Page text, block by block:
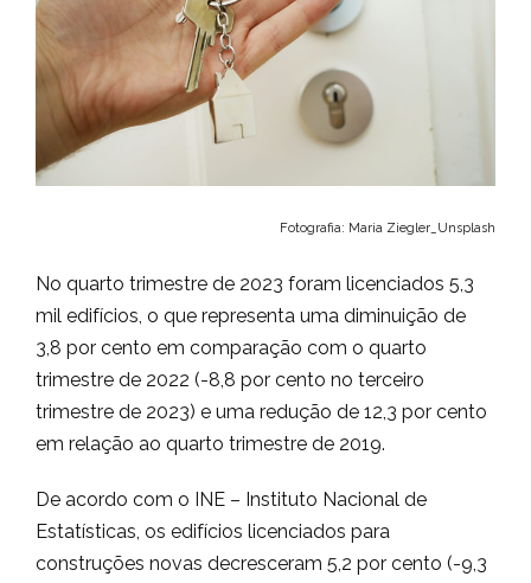
Fotografia: Maria Ziegler_Unsplash
No quarto trimestre de 2023 foram licenciados 5,3
mil edifícios, o que representa uma diminuição de
3,8 por cento em comparação com o quarto
trimestre de 2022 (-8,8 por cento no terceiro
trimestre de 2023) e uma redução de 12,3 por cento
em relação ao quarto trimestre de 2019.
De acordo com o INE – Instituto Nacional de
Estatísticas, os edifícios licenciados para
construções novas decresceram 5,2 por cento (-9,3